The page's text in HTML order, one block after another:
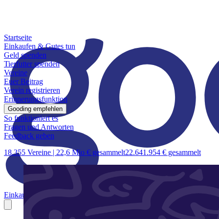
Einkaufen & Gutes tun Geld spendenTierfutter spenden VereineEuer
Startseite
Einkaufen & Gutes tun
Geld spenden
Tierfutter spenden
Vereine
Euer Beitrag
Verein registrieren
Erinnerungsfunktion
Gooding empfehlen
So funktioniert es
Fragen und Antworten
Feedback geben
18.355 Vereine | 22,6 Mio € gesammelt22.641.954 € gesammelt